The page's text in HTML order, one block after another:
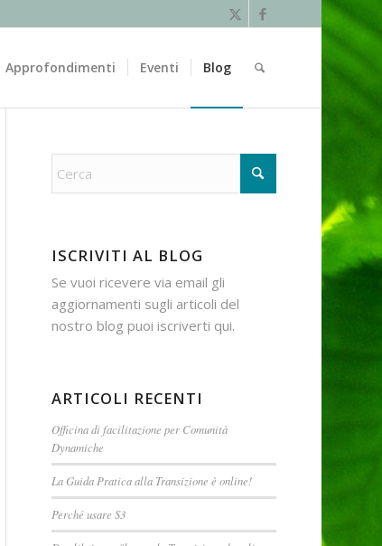
Approfondimenti Eventi Blog
ISCRIVITI AL BLOG
Se vuoi ricevere via email gli
aggiornamenti sugli articoli del
nostro blog puoi iscriverti qui.
ARTICOLI RECENTI
Officina di facilitazione per Comunità
Dynamiche
La Guida Pratica alla Transizione è online!
Perché usare S3